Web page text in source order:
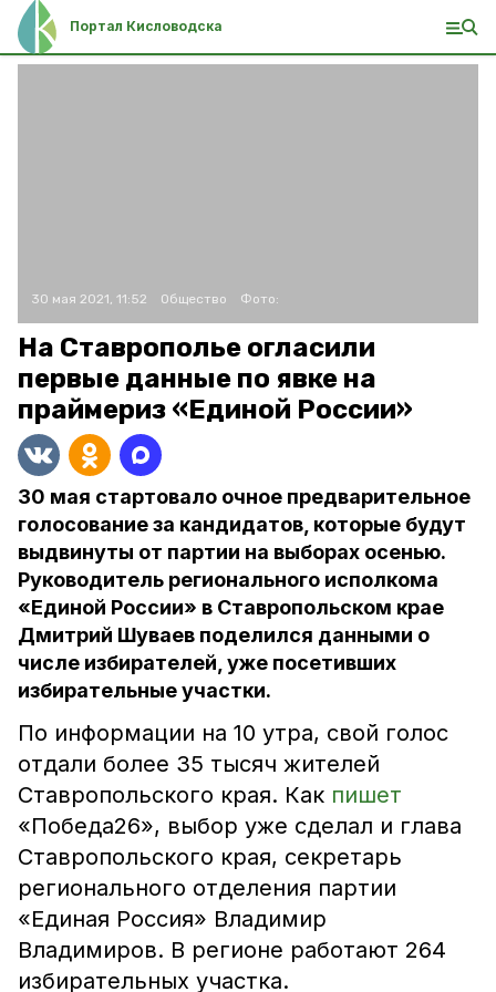
Портал Кисловодска
30 мая 2021, 11:52 Общество Фото:
На Ставрополье огласили
первые данные по явке на
праймериз «Единой России»
30 мая стартовало очное предварительное
голосование за кандидатов, которые будут
выдвинуты от партии на выборах осенью.
Руководитель регионального исполкома
«Единой России» в Ставропольском крае
Дмитрий Шуваев поделился данными о
числе избирателей, уже посетивших
избирательные участки.
По информации на 10 утра, свой голос
отдали более 35 тысяч жителей
Ставропольского края. Как пишет
«Победа26», выбор уже сделал и глава
Ставропольского края, секретарь
регионального отделения партии
«Единая Россия» Владимир
Владимиров. В регионе работают 264
избирательных участка.